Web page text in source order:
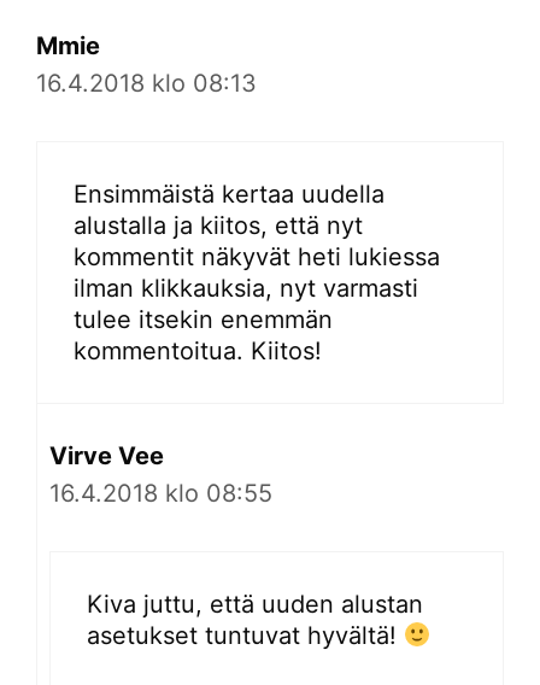
Mmie
16.4.2018 klo 08:13
Ensimmäistä kertaa uudella
alustalla ja kiitos, että nyt
kommentit näkyvät heti lukiessa
ilman klikkauksia, nyt varmasti
tulee itsekin enemmän
kommentoitua. Kiitos!
Virve Vee
16.4.2018 klo 08:55
Kiva juttu, että uuden alustan
asetukset tuntuvat hyvältä!